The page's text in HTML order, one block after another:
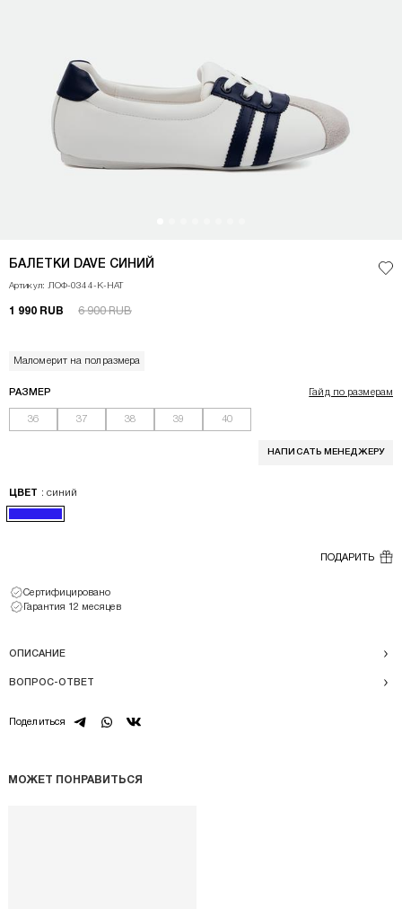
БАЛЕТКИ DAVE СИНИЙ
<p>Балетки DAVE подарят легкое и игривое настроение каждой
Артикул: ЛОФ-0344-К-НАТ
1 990 RUB 6 900 RUB
Маломерит на полразмера
РАЗМЕР Гайд по размерам
36 37 38 39 40
НАПИСАТЬ МЕНЕДЖЕРУ
ЦВЕТ : синий
ПОДАРИТЬ
Сертифицировано
Гарантия 12 месяцев
ОПИСАНИЕ
ВОПРОС-ОТВЕТ
Поделиться telegramwhatsapp
vk
МОЖЕТ ПОНРАВИТЬСЯ